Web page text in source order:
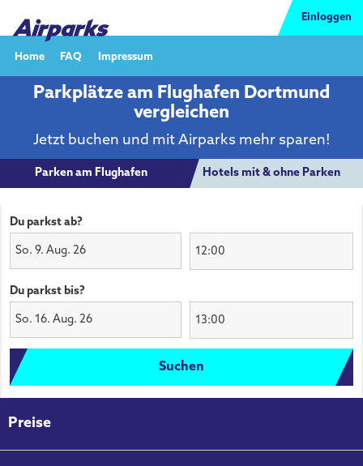
Einloggen
Home FAQ Impressum
Parkplätze am Flughafen Dortmund
vergleichen
Jetzt buchen und mit Airparks mehr sparen!
Parken am Flughafen Hotels mit & ohne Parken
Du parkst ab?
So. 9. Aug. 26
Du parkst bis?
So. 16. Aug. 26
Suchen
Preise